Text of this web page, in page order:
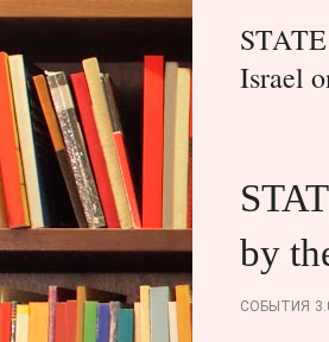
Israel
by
СОБЫТИЯ